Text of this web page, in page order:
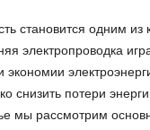
становится одним из
электропроводка
экономии
снизить потери
мы рассмотрим